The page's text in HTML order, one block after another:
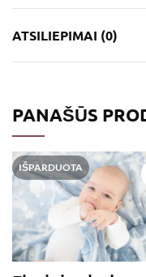
ATSILIEPIMAI (0)
PANAŠŪS
IŠPARDUOTA